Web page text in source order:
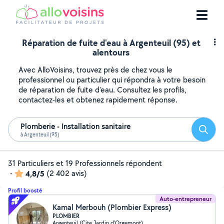
Réparation de fuite d'eau à Argenteuil (95) et
alentours
Avec AlloVoisins, trouvez près de chez vous le
professionnel ou particulier qui répondra à votre besoin
de réparation de fuite d'eau. Consultez les profils,
contactez-les et obtenez rapidement réponse.
Plomberie - Installation sanitaire
à Argenteuil (95)
31 Particuliers et 19 Professionnels répondent
-
4,8/5 (2 402 avis)
Profil boosté
Auto-entrepreneur
Kamal Merbouh (Plombier Express)
PLOMBIER